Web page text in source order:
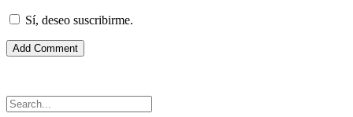
Sí, deseo suscribirme.